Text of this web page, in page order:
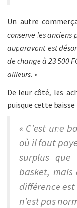
Un autre
conserve les anciens
auparavant est
de change à 23 500
ailleurs. »
De leur côté, les
puisque cette baisse
« C’est une
où il faut
surplus que
basket, mais
différence
n’est pas